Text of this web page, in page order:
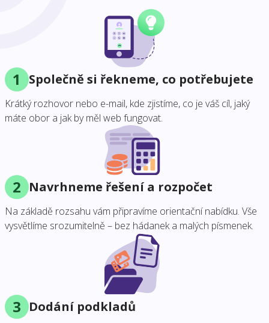
1 Společně si řekneme, co potřebujete
Krátký rozhovor nebo e-mail, kde zjistíme, co je váš cíl, jaký
máte obor a jak by měl web fungovat.
2 Navrhneme řešení a rozpočet
Na základě rozsahu vám připravíme orientační nabídku. Vše
vysvětlíme srozumitelně – bez hádanek a malých písmenek.
3 Dodání podkladů